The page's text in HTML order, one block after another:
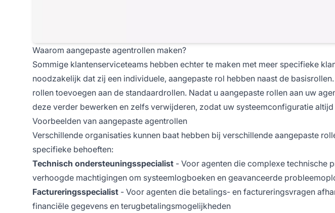
Waarom aangepaste agentrollen maken?
Sommige klantenserviceteams hebben echter te maken met meer specifieke
noodzakelijk dat zij een individuele, aangepaste rol hebben naast de
rollen toevoegen aan de standaardrollen. Nadat u aangepaste rollen aan uw
deze verder bewerken en zelfs verwijderen, zodat uw systeemconfiguratie
Voorbeelden van aangepaste agentrollen
Verschillende organisaties kunnen baat hebben bij verschillende aangepaste
specifieke behoeften:
Technisch ondersteuningsspecialist - Voor agenten die complexe technische
verhoogde machtigingen om systeemlogboeken en geavanceerde
Factureringsspecialist - Voor agenten die betalings- en factureringsvragen
financiële gegevens en terugbetalingsmogelijkheden